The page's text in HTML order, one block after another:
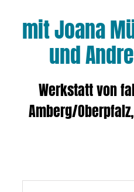
mit Joana
und
Werkstatt von
Amberg/